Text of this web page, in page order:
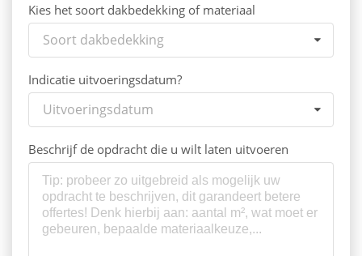
Kies het soort dakbedekking of materiaal
Soort dakbedekking
Indicatie uitvoeringsdatum?
Uitvoeringsdatum
Beschrijf de opdracht die u wilt laten uitvoeren